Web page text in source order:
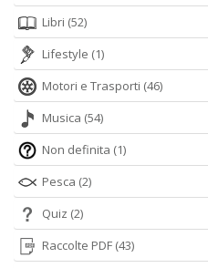
Libri (52)
Lifestyle (1)
Motori e Trasporti (46)
Musica (54)
Non definita (1)
Pesca (2)
Quiz (2)
Raccolte PDF (43)